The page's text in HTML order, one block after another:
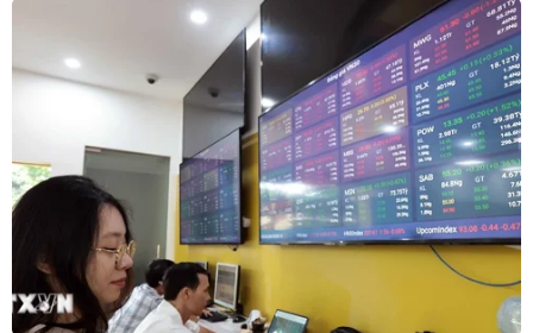
phải chịu ảnh hưởng nghiêm trọng nhất của
biến đổi khí hậu, đặc biệt là tình trạng nước
biển dâng cao.
IMF đã khảo sát 34 nước đang phát triển có dân
số dưới 1,5 triệu người tại châu Phi, châu Á-Thái
Bình Dương, khu vực Caribe và nhận thấy
khoảng 10% trong số này phải gánh chịu các
hiện tượng thiên tai cực đoan có sức tàn phá
trên 30% tổng sản lượng kinh tế./.